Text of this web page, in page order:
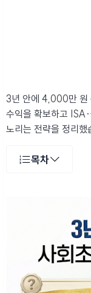
3년 안에 4,000만 원
수익을 확보하고
노리는 전략을 정리했
목차